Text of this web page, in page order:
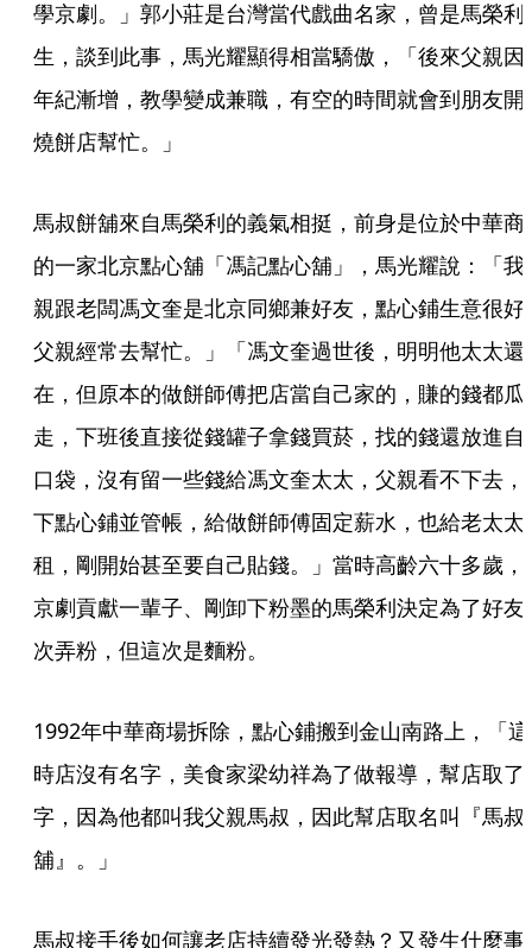
學京劇。」郭小莊是台灣當代戲曲名家，曾是馬榮利
生，談到此事，馬光耀顯得相當驕傲，「後來父親因
年紀漸增，教學變成兼職，有空的時間就會到朋友開
燒餅店幫忙。」
馬叔餅舖來自馬榮利的義氣相挺，前身是位於中華商
的一家北京點心舖「馮記點心舖」，馬光耀說：「我
親跟老闆馮文奎是北京同鄉兼好友，點心鋪生意很好
父親經常去幫忙。」「馮文奎過世後，明明他太太還
在，但原本的做餅師傅把店當自己家的，賺的錢都瓜
走，下班後直接從錢罐子拿錢買菸，找的錢還放進自
口袋，沒有留一些錢給馮文奎太太，父親看不下去，
下點心鋪並管帳，給做餅師傅固定薪水，也給老太太
租，剛開始甚至要自己貼錢。」當時高齡六十多歲，
京劇貢獻一輩子、剛卸下粉墨的馬榮利決定為了好友
次弄粉，但這次是麵粉。
1992年中華商場拆除，點心鋪搬到金山南路上，「這
時店沒有名字，美食家梁幼祥為了做報導，幫店取了
字，因為他都叫我父親馬叔，因此幫店取名叫『馬叔
舖』。」
馬叔接手後如何讓老店持續發光發熱？又發生什麼事